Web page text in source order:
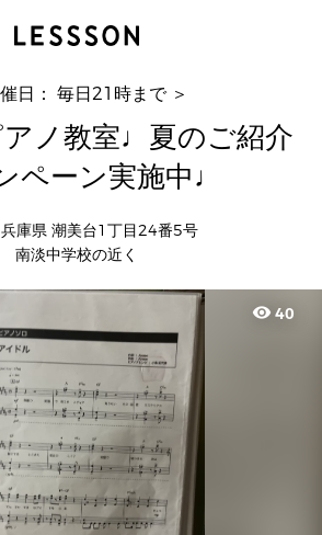
ノ教室♩夏のご紹介キャンペーン実
日： 毎日21時まで ＞
ノ教室♩夏のご紹介
ペーン実施中♩
庫県 潮美台1丁目24番5号
南淡中学校の近く
visibility 40